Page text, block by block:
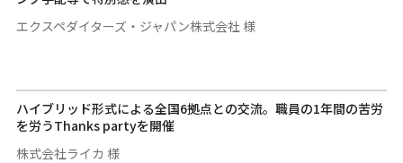
エクスペダイターズ・ジャパン株式会社 様
ハイブリッド形式による全国6拠点との交流。職員の1年間の苦労
を労うThanks partyを開催
株式会社ライカ 様